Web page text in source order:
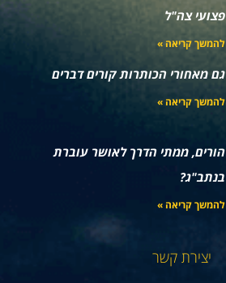
פצועי צה"ל
להמשך קריאה »
גם מאחורי הכותרות קורים דברים
להמשך קריאה »
הורים, ממתי הדרך לאושר עוברת
בנתב"ג?
להמשך קריאה »
יצירת קשר